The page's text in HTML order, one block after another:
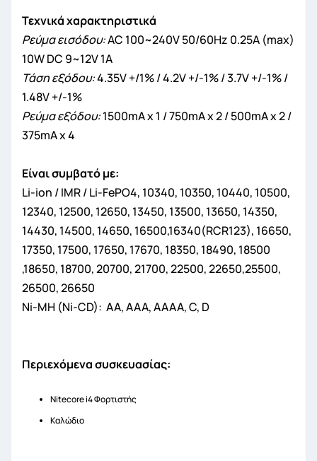
Τεχνικά χαρακτηριστικά
Ρεύμα εισόδου:AC 100~240V 50/60Hz 0.25A (max)
10W DC 9~12V 1A
Τάση εξόδου:4.35V +/1% / 4.2V +/-1% / 3.7V +/-1% /
1.48V +/-1%
Ρεύμα εξόδου:1500mA x 1 / 750mA x 2 / 500mA x 2 /
375mA x 4
Είναι συμβατό με:
Li-ion / IMR / Li-FePO4, 10340, 10350, 10440, 10500,
12340, 12500, 12650, 13450, 13500, 13650, 14350,
14430, 14500, 14650, 16500,16340(RCR123), 16650,
17350, 17500, 17650, 17670, 18350, 18490, 18500
,18650, 18700, 20700, 21700, 22500, 22650,25500,
26500, 26650
Ni-MH (Ni-CD): AA, AAA, AAAA, C, D
Περιεχόμενα συσκευασίας:
Nitecore i4 Φορτιστής
Καλώδιο